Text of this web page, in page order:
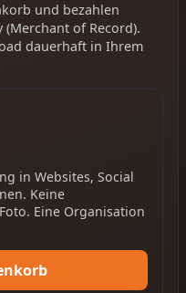
und bezahlen
of Record).
dauerhaft in Ihrem
in Websites, Social
Keine
Eine Organisation